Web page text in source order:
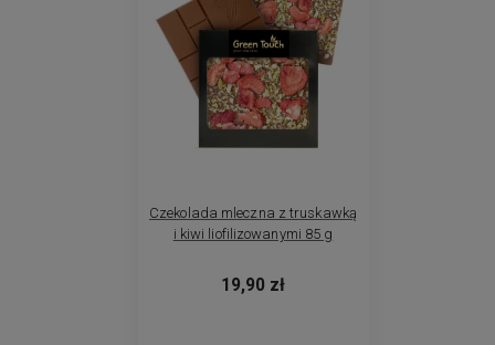
Czekolada mleczna z truskawką
i kiwi liofilizowanymi 85 g
19,90 zł